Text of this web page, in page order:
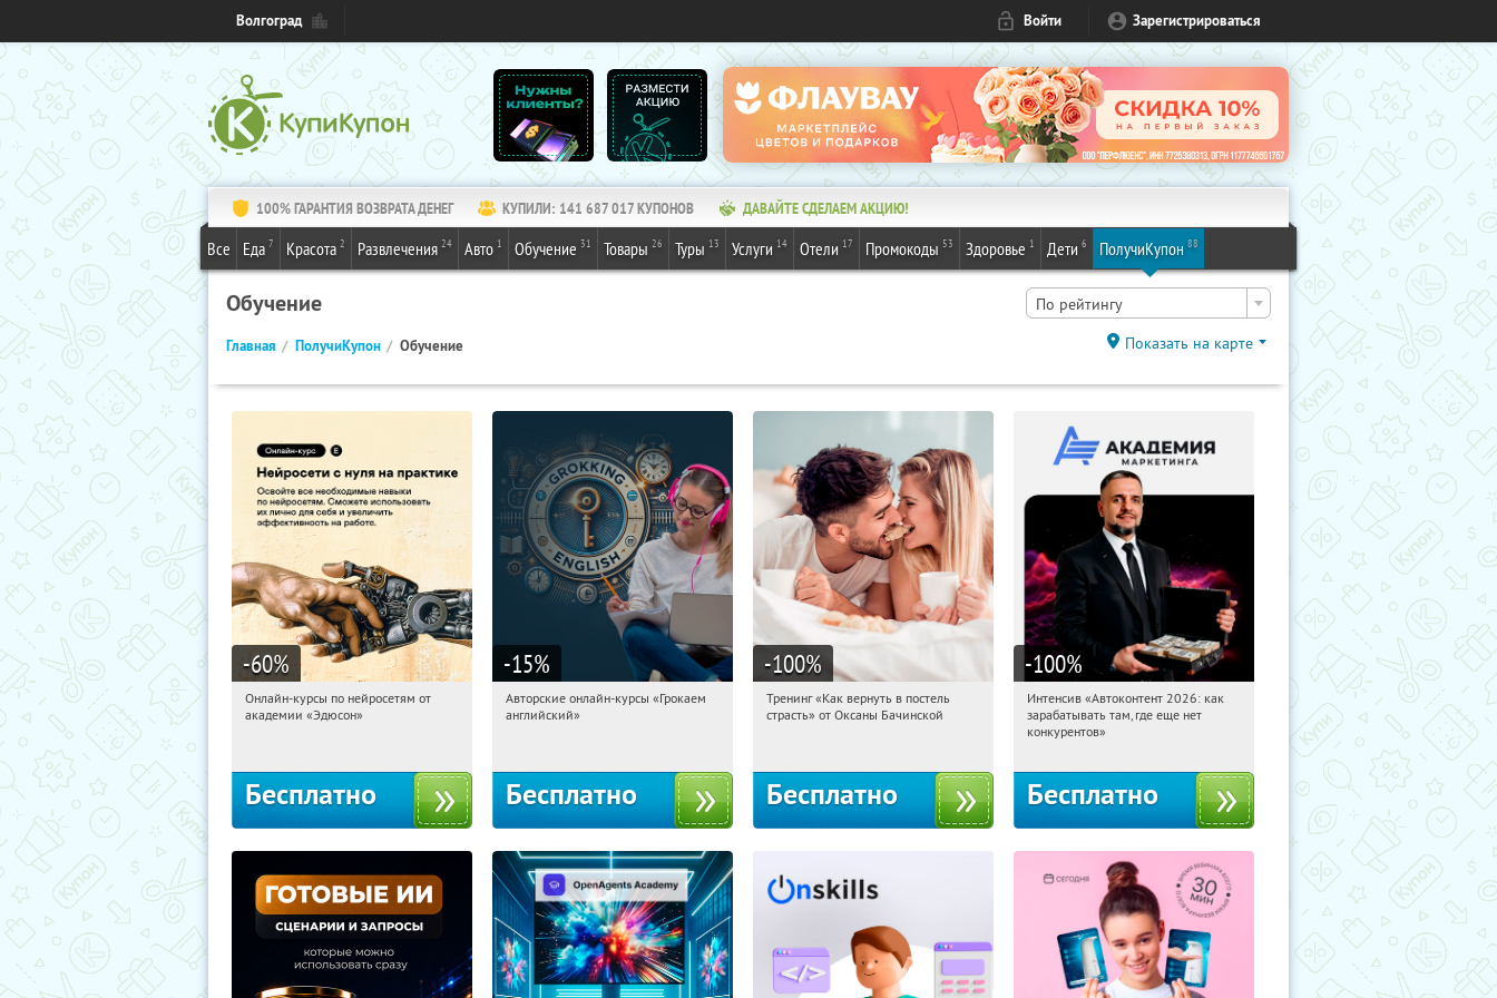
Волгоград Войти Зарегистрироваться
100% ГАРАНТИЯ ВОЗВРАТА ДЕНЕГ КУПИЛИ: 141 687 017КУПОНОВ ДАВАЙТЕ СДЕЛАЕМ АКЦИЮ!
Все Еда 7 Красота 2 Развлечения 24 Авто 1 Обучение 31 Товары 26 Туры 13 Услуги 14 Отели 17 Промокоды 53 Здоровье 1 Дети 6 ПолучиКупон 88
Обучение По рейтингу
Главная ПолучиКупон Обучение Показать на карте
-60%
20:28:02 Получили:
Онлайн-курсы по нейросетям от
академии «Эдюсон»
Бесплатно
-15%
20:28:02 Получили:
Авторские онлайн-курсы «Грокаем
английский»
Бесплатно
-100%
20:28:02 Получили:
Тренинг «Как вернуть в постель
страсть» от Оксаны Бачинской
Бесплатно
-100%
20:28:02 Получили:
Россия
Интенсив «Автоконтент 2026: как
зарабатывать там, где еще нет
конкурентов»
Бесплатно